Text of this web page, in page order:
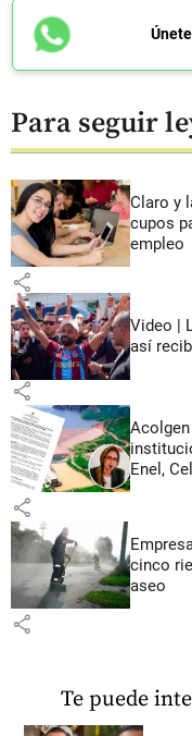
Para seguir
Claro y
cupos
empleo
share
Video |
así
share
Enel,
share
cinco
aseo
share
Te puede